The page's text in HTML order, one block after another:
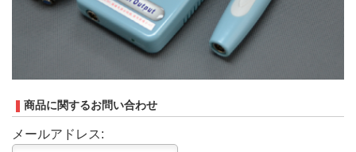
商品に関するお問い合わせ
メールアドレス: